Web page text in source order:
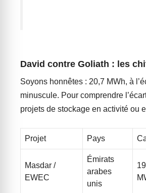
David contre Goliath : les
Soyons honnêtes : 20,7 MWh, à
minuscule. Pour comprendre
projets de stockage en activité ou
Projet Pays
Masdar /
EWEC
Émirats
arabes
unis